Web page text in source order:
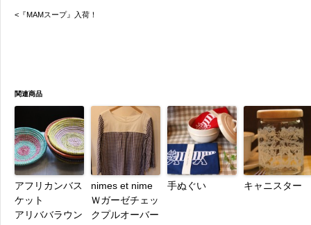
<『MAMスープ』入荷！
関連商品
アフリカンバス
ケット
アリババラウン
nimes et nime
Ｗガーゼチェッ
クプルオーバー
手ぬぐい キャニスター